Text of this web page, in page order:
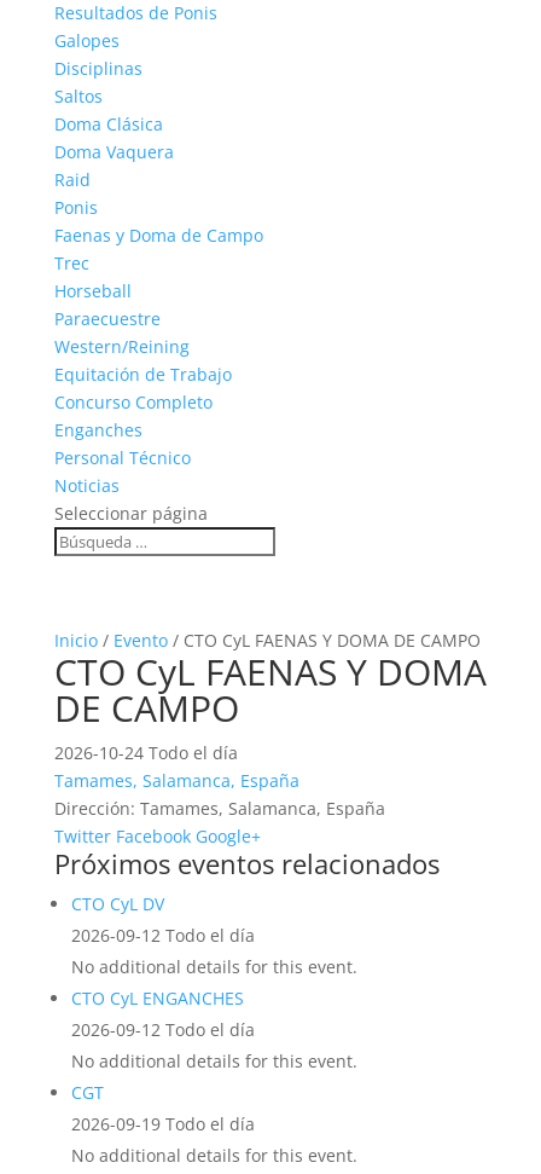
Resultados de Ponis
Galopes
Disciplinas
Saltos
Doma Clásica
Doma Vaquera
Raid
Ponis
Faenas y Doma de Campo
Trec
Horseball
Paraecuestre
Western/Reining
Equitación de Trabajo
Concurso Completo
Enganches
Personal Técnico
Noticias
Seleccionar página
Inicio/ Evento/ CTO CyL FAENAS Y DOMA DE CAMPO
CTO CyL FAENAS Y DOMA
DE CAMPO
2026-10-24 Todo el día
Tamames, Salamanca, España
Dirección: Tamames, Salamanca, España
Twitter Facebook Google+
Próximos eventos relacionados
CTO CyL DV
2026-09-12 Todo el día
No additional details for this event.
CTO CyL ENGANCHES
2026-09-12 Todo el día
No additional details for this event.
CGT
2026-09-19 Todo el día
No additional details for this event.